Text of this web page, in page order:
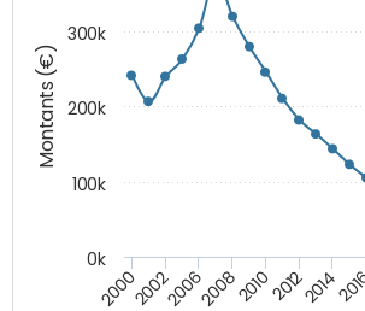
Montants (€)
2000200220062008201020122014
0k
100k
200k
300k